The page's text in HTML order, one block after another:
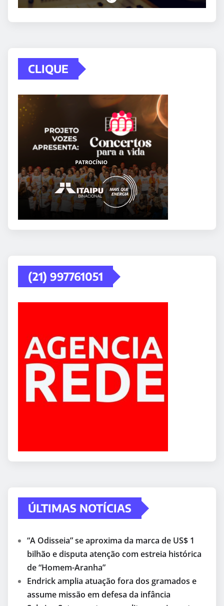
CLIQUE
(21) 997761051
ÚLTIMAS NOTÍCIAS
“A Odisseia” se aproxima da marca de US$ 1
bilhão e disputa atenção com estreia histórica
de “Homem-Aranha”
Endrick amplia atuação fora dos gramados e
assume missão em defesa da infância